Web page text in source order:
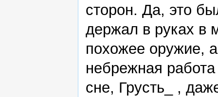
сторон. Да, это
держал в руках в
похожее оружие,
небрежная
сне, Грусть_ ,